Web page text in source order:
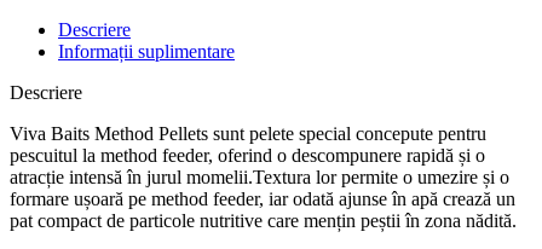
Descriere
Informații suplimentare
Descriere
Viva Baits Method Pellets sunt pelete special concepute pentru
pescuitul la method feeder, oferind o descompunere rapidă și o
atracție intensă în jurul momelii.Textura lor permite o umezire și o
formare ușoară pe method feeder, iar odată ajunse în apă crează un
pat compact de particole nutritive care mențin peștii în zona nădită.